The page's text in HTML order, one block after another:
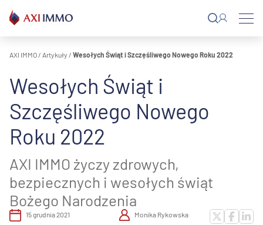
do
treści
AXI IMMO / Artykuły / Wesołych Świąt i Szczęśliwego Nowego Roku 2022
Wesołych Świąt i
Szczęśliwego Nowego
Roku 2022
AXI IMMO życzy zdrowych,
bezpiecznych i wesołych świąt
Bożego Narodzenia
15 grudnia 2021 Monika Rykowska